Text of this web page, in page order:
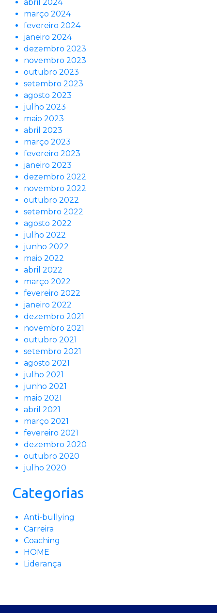
abril 2024
março 2024
fevereiro 2024
janeiro 2024
dezembro 2023
novembro 2023
outubro 2023
setembro 2023
agosto 2023
julho 2023
maio 2023
abril 2023
março 2023
fevereiro 2023
janeiro 2023
dezembro 2022
novembro 2022
outubro 2022
setembro 2022
agosto 2022
julho 2022
junho 2022
maio 2022
abril 2022
março 2022
fevereiro 2022
janeiro 2022
dezembro 2021
novembro 2021
outubro 2021
setembro 2021
agosto 2021
julho 2021
junho 2021
maio 2021
abril 2021
março 2021
fevereiro 2021
dezembro 2020
outubro 2020
julho 2020
Categorias
Anti-bullying
Carreira
Coaching
HOME
Liderança